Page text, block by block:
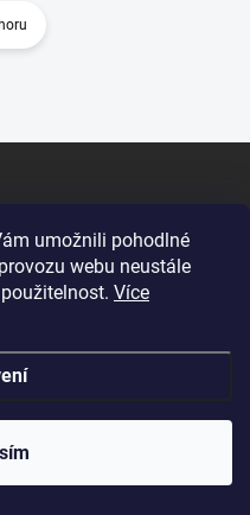
umožnili pohodlné
webu neustále
Více